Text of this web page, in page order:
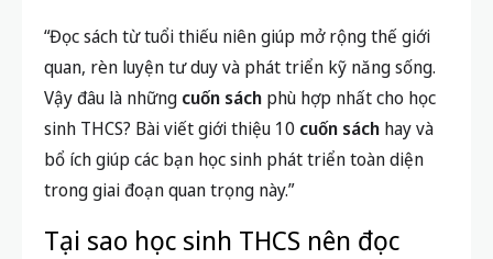
“Đọc sách từ tuổi thiếu niên giúp mở rộng thế giới
quan, rèn luyện tư duy và phát triển kỹ năng sống.
Vậy đâu là những cuốn sách phù hợp nhất cho học
sinh THCS? Bài viết giới thiệu 10 cuốn sách hay và
bổ ích giúp các bạn học sinh phát triển toàn diện
trong giai đoạn quan trọng này.”
Tại sao học sinh THCS nên đọc